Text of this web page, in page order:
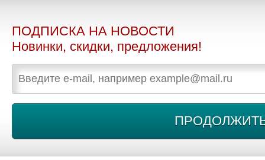
ПОДПИСКА НА НОВОСТИ
Новинки, скидки, предложения!